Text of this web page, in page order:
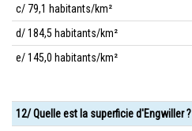
c/ 79,1 habitants/km²
d/ 184,5 habitants/km²
e/ 145,0 habitants/km²
12/ Quelle est la superficie d'Engwiller ?